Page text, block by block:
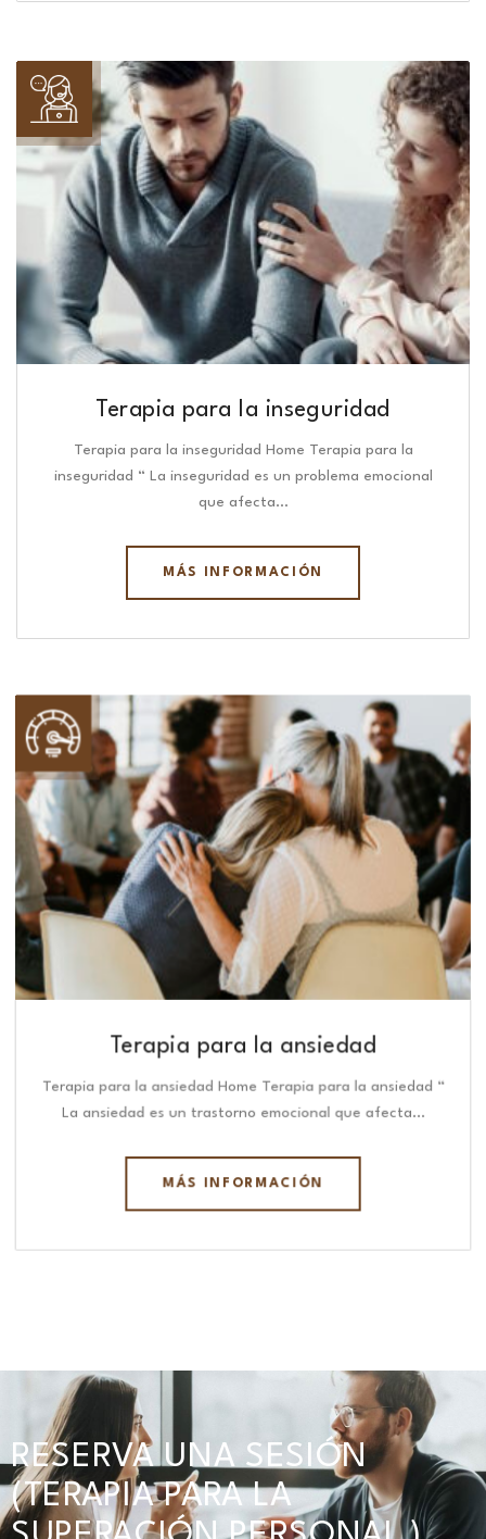
Terapia para la inseguridad
Terapia para la inseguridad Home Terapia para la
inseguridad “ La inseguridad es un problema emocional
que afecta…
MÁS INFORMACIÓN
Terapia para la ansiedad
Terapia para la ansiedad Home Terapia para la ansiedad “
La ansiedad es un trastorno emocional que afecta…
MÁS INFORMACIÓN
RESERVA UNA SESIÓN
(TERAPIA PARA LA